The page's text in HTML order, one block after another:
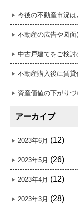
今後の不動産市況
不動産の広告や図
中古戸建てをご検
不動産購入後に賃
資産価値の下がり
アーカイブ
2023年6月 (12)
2023年5月 (26)
2023年4月 (12)
2023年3月 (28)